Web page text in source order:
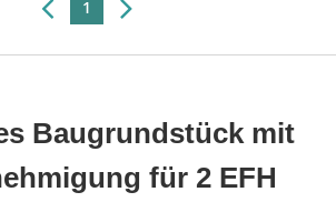
1
Baugrundstück mit
für 2 EFH